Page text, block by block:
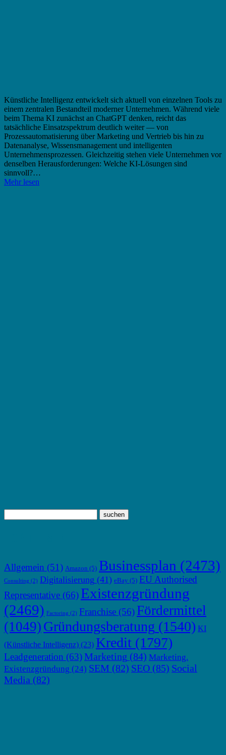
Künstliche Intelligenz entwickelt sich aktuell von einzelnen Tools zu
einem zentralen Bestandteil moderner Unternehmen. Während viele
beim Thema KI zunächst an ChatGPT denken, reicht das
tatsächliche Einsatzspektrum deutlich weiter — von
Prozessautomatisierung über Marketing und Vertrieb bis hin zu
Datenanalyse, Wissensmanagement und intelligenten
Unternehmensprozessen. Gleichzeitig stehen viele Unternehmen vor
denselben Herausforderungen: Welche KI-Lösungen sind
sinnvoll?…
Mehr lesen
Allgemein (51) Amazon (5) Businessplan (2473)
Consulting (2) Digitalisierung (41) eBay (5) EU Authorised
Representative (66) Existenzgründung
(2469) Factoring (2) Franchise (56) Fördermittel
(1049) Gründungsberatung (1540) KI
(Künstliche Intelligenz) (23) Kredit (1797)
Leadgeneration (63)Marketing (84) Marketing.
Existenzgründung (24) SEM (82) SEO (85) Social
Media (82)